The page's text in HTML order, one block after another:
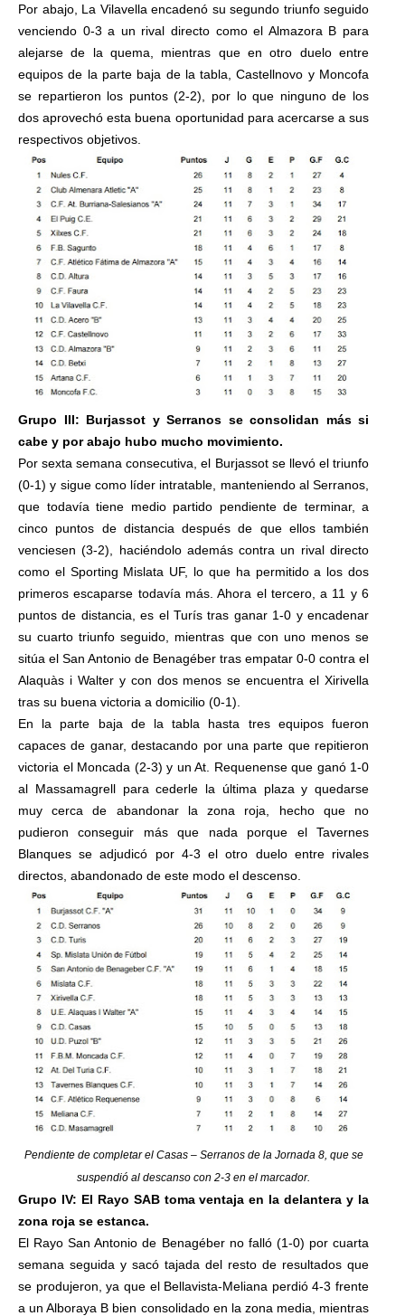
Por abajo, La Vilavella encadenó su segundo triunfo seguido
venciendo 0-3 a un rival directo como el Almazora B para
alejarse de la quema, mientras que en otro duelo entre
equipos de la parte baja de la tabla, Castellnovo y Moncofa
se repartieron los puntos (2-2), por lo que ninguno de los
dos aprovechó esta buena oportunidad para acercarse a sus
respectivos objetivos.
Grupo III: Burjassot y Serranos se consolidan más si
cabe y por abajo hubo mucho movimiento.
Por sexta semana consecutiva, el Burjassot se llevó el triunfo
(0-1) y sigue como líder intratable, manteniendo al Serranos,
que todavía tiene medio partido pendiente de terminar, a
cinco puntos de distancia después de que ellos también
venciesen (3-2), haciéndolo además contra un rival directo
como el Sporting Mislata UF, lo que ha permitido a los dos
primeros escaparse todavía más. Ahora el tercero, a 11 y 6
puntos de distancia, es el Turís tras ganar 1-0 y encadenar
su cuarto triunfo seguido, mientras que con uno menos se
sitúa el San Antonio de Benagéber tras empatar 0-0 contra el
Alaquàs i Walter y con dos menos se encuentra el Xirivella
tras su buena victoria a domicilio (0-1).
En la parte baja de la tabla hasta tres equipos fueron
capaces de ganar, destacando por una parte que repitieron
victoria el Moncada (2-3) y un At. Requenense que ganó 1-0
al Massamagrell para cederle la última plaza y quedarse
muy cerca de abandonar la zona roja, hecho que no
pudieron conseguir más que nada porque el Tavernes
Blanques se adjudicó por 4-3 el otro duelo entre rivales
directos, abandonado de este modo el descenso.
Pendiente de completar el Casas – Serranos de la Jornada 8, que se
suspendió al descanso con 2-3 en el marcador.
Grupo IV: El Rayo SAB toma ventaja en la delantera y la
zona roja se estanca.
El Rayo San Antonio de Benagéber no falló (1-0) por cuarta
semana seguida y sacó tajada del resto de resultados que
se produjeron, ya que el Bellavista-Meliana perdió 4-3 frente
a un Alboraya B bien consolidado en la zona media, mientras